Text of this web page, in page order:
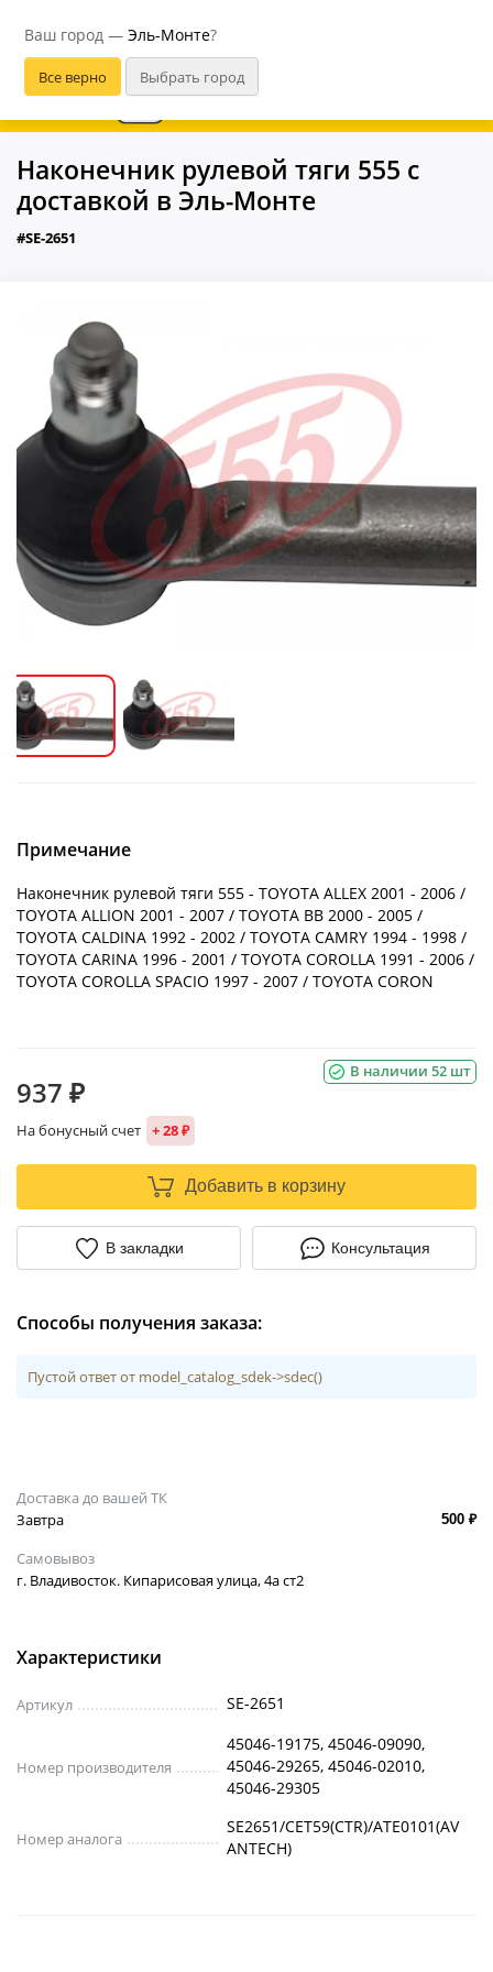
Ваш город — Эль-Монте?
В приложении удобнее
Наконечник рулевой тяги 555 с
доставкой в Эль-Монте
#SE-2651
Примечание
Наконечник рулевой тяги 555 - TOYOTA ALLEX 2001 - 2006 /
TOYOTA ALLION 2001 - 2007 / TOYOTA BB 2000 - 2005 /
TOYOTA CALDINA 1992 - 2002 / TOYOTA CAMRY 1994 - 1998 /
TOYOTA CARINA 1996 - 2001 / TOYOTA COROLLA 1991 - 2006 /
TOYOTA COROLLA SPACIO 1997 - 2007 / TOYOTA CORON
В наличии 52 шт
937 ₽
На бонусный счет + 28 ₽
Добавить в корзину
В закладки Консультация
Способы получения заказа:
Пустой ответ от model_catalog_sdek->sdec()
Доставка до вашей ТК
Завтра
500 ₽
Самовывоз
г. Владивосток. Кипарисовая улица, 4а ст2
Характеристики
Артикул SE-2651
Номер производителя
45046-19175, 45046-09090,
45046-29265, 45046-02010,
45046-29305
Номер аналога
SE2651/CET59(CTR)/ATE0101(AV
ANTECH)